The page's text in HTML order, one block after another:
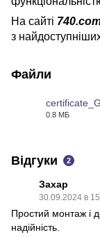
На сайті
з
Файли
0.8 МБ
Відгуки 2
Захар
30.09.2024 в
Простий монтаж і
надійність.